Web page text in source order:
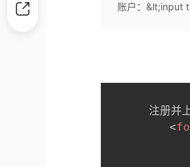
账户：&lt;input
注册并
<